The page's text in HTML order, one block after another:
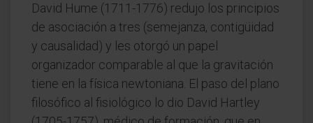
David Hume (1711-1776) redujo los principios
de asociación a tres (semejanza, contigüidad
y causalidad) y les otorgó un papel
organizador comparable al que la gravitación
tiene en la física newtoniana. El paso del plano
filosófico al fisiológico lo dio David Hartley